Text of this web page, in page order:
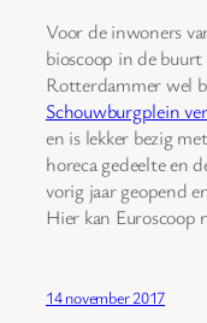
Voor de inwoners
bioscoop in de
Rotterdammer wel
Schouwburgplein
en is lekker bezig
horeca gedeelte en
vorig jaar geopend
Hier kan Euroscoop
14 november 2017